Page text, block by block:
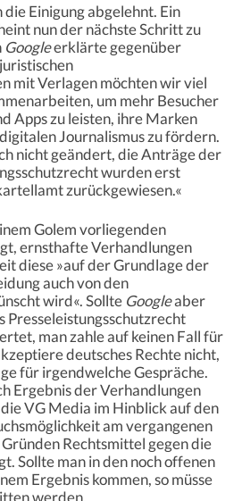
Einigung abgelehnt. Ein
nun der nächste Schritt zu
Googleerklärte gegenüber
mit Verlagen möchten wir viel
um mehr Besucher
Apps zu leisten, ihre Marken
Journalismus zu fördern.
nicht geändert, die Anträge der
wurden erst
zurückgewiesen.«
Golem vorliegenden
ernsthafte Verhandlungen
diese »auf der Grundlage der
auch von den
wird«. Sollte Googleaber
Presseleistungsschutzrecht
man zahle auf keinen Fall für
deutsches Rechte nicht,
für irgendwelche Gespräche.
Ergebnis der Verhandlungen
VG Media im Hinblick auf den
am vergangenen
Rechtsmittel gegen die
Sollte man in den noch offenen
Ergebnis kommen, so müsse
werden.